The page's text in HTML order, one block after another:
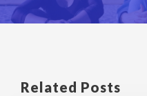
Related Posts